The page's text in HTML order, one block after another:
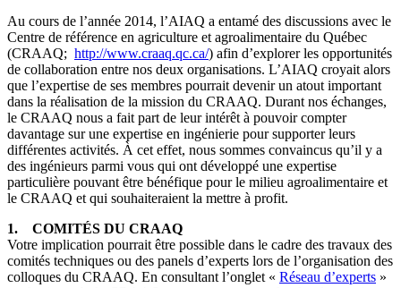
Au cours de l’année 2014, l’AIAQ a entamé des discussions avec le
Centre de référence en agriculture et agroalimentaire du Québec
(CRAAQ; http://www.craaq.qc.ca/) afin d’explorer les opportunités
de collaboration entre nos deux organisations. L’AIAQ croyait alors
que l’expertise de ses membres pourrait devenir un atout important
dans la réalisation de la mission du CRAAQ. Durant nos échanges,
le CRAAQ nous a fait part de leur intérêt à pouvoir compter
davantage sur une expertise en ingénierie pour supporter leurs
différentes activités. À cet effet, nous sommes convaincus qu’il y a
des ingénieurs parmi vous qui ont développé une expertise
particulière pouvant être bénéfique pour le milieu agroalimentaire et
le CRAAQ et qui souhaiteraient la mettre à profit.
1. COMITÉS DU CRAAQ
Votre implication pourrait être possible dans le cadre des travaux des
comités techniques ou des panels d’experts lors de l’organisation des
colloques du CRAAQ. En consultant l’onglet « Réseau d’experts »